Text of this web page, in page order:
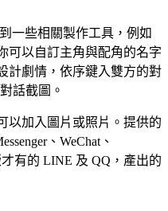
一些相關製作工具，例如
可以自訂主角與配角的名字
計劇情，依序鍵入雙方的對
話截圖。
以加入圖片或照片。提供的
、WeChat、
有的 LINE 及 QQ，產出的